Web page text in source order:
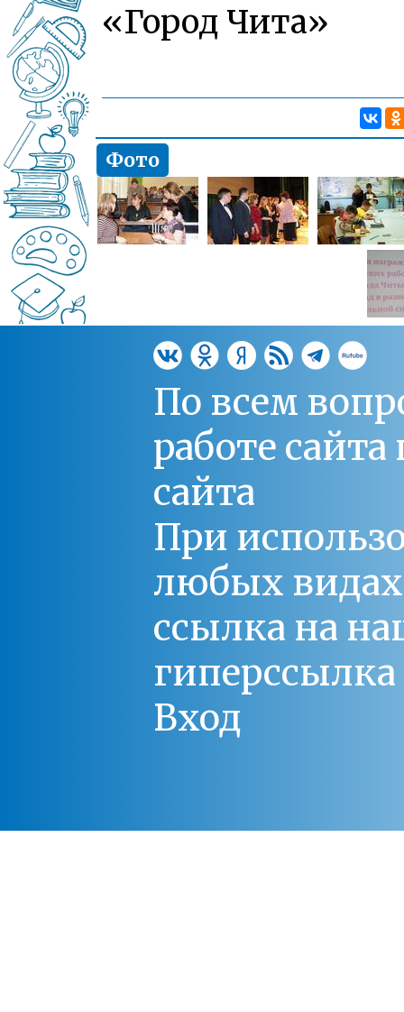
«Город Чита»
Фото
По всем
работе
сайта
При
любых
ссылка на
Вход